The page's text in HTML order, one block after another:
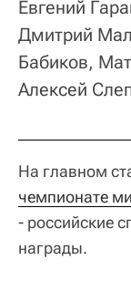
Евгений
Дмитрий
Бабиков,
Алексей
На главном
чемпионате
- российские
награды.